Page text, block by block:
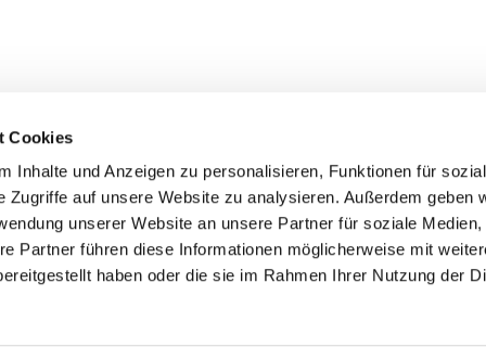
Cookies
Inhalte und Anzeigen zu personalisieren, Funktionen für
Zugriffe auf unsere Website zu analysieren. Außerdem geben
unserer Website an unsere Partner für soziale Medien,
Partner führen diese Informationen möglicherweise mit
haben oder die sie im Rahmen Ihrer Nutzung der
Platz 1
Erkenschwick
02368 1461
in-oe.de